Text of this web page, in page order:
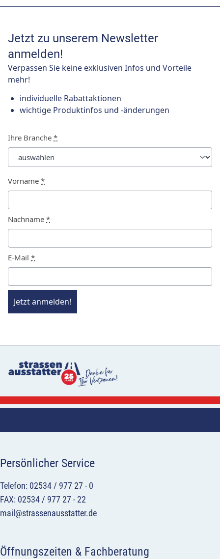
Jetzt zu unserem Newsletter
anmelden!
Verpassen Sie keine exklusiven Infos und Vorteile
mehr!
individuelle Rabattaktionen
wichtige Produktinfos und -änderungen
Ihre Branche *
Vorname *
Nachname *
E-Mail *
Jetzt anmelden!
Persönlicher Service
Telefon: 02534 / 977 27 - 0
FAX: 02534 / 977 27 - 22
mail@strassenausstatter.de
Öffnungszeiten & Fachberatung